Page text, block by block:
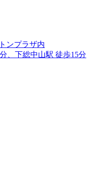
ンプラザ内
、下総中山駅 徒歩15分